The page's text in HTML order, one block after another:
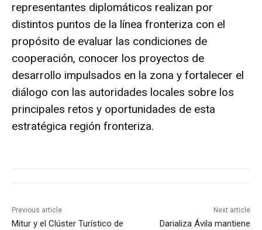
representantes diplomáticos realizan por
distintos puntos de la línea fronteriza con el
propósito de evaluar las condiciones de
cooperación, conocer los proyectos de
desarrollo impulsados en la zona y fortalecer el
diálogo con las autoridades locales sobre los
principales retos y oportunidades de esta
estratégica región fronteriza.
Previous article
Mitur y el Clúster Turístico de
Next article
Darializa Ávila mantiene